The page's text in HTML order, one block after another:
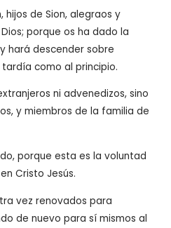
hijos de Sion, alegraos y
porque os ha dado la
hará descender sobre
como al principio.
ni advenedizos, sino
y miembros de la familia de
porque esta es la voluntad
Cristo Jesús.
vez renovados para
de nuevo para sí mismos al